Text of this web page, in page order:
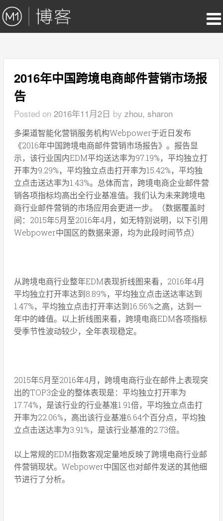
2016年中国跨境电商邮件营销市场报
告
Posted on 2016年11月2日 by zhou, sharon
多渠道智能化营销服务机构Webpower于近日发布
《2016年中国跨境电商邮件营销市场报告》。报告显
示，该行业国内EDM平均送达率为97.19%，平均独立打
开率为9.29%，平均独立点击打开率为15.42%，平均独
立点击送达率为1.43%。总体而言，跨境电商企业邮件营
销各项指标均高出全行业基准值。我们认为未来跨境电
商行业邮件营销的市场应用会更进一步。（数据覆盖时
间：2015年5月至2016年4月，如无特别说明，以下引用
Webpower中国区的数据来源，均为此段时间节点）
从跨境电商行业整年EDM表现折线图来看，2016年4月
平均独立打开率达到8.89%，平均独立点击送达率达到
1.47%，平均独立点击打开率达到16.56%之高，达到一
年中的峰值。以上折线图来看，跨境电商EDM各项指标
受季节性波动较少，全年表现稳定。
2015年5月至2016年4月，跨境电商行业在邮件上表现突
出的TOP3企业的整体表现是：平均独立打开率为
17.74%，是该行业的行业基准1.91倍，平均独立点击打
开率为22.06%，高出该行业基准6.64个百分点，平均独
立点击送达率为3.91%，是该行业基准的2.73倍。
以上常规的EDM指数客观定量地反映了跨境电商行业邮
件营销现状。Webpower中国区也对邮件发送的其他细
节进行了分析。